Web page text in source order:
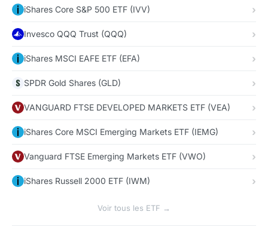
iShares Core S&P 500 ETF (IVV)
Invesco QQQ Trust (QQQ)
iShares MSCI EAFE ETF (EFA)
SPDR Gold Shares (GLD)
VANGUARD FTSE DEVELOPED MARKETS ETF (VEA)
iShares Core MSCI Emerging Markets ETF (IEMG)
Vanguard FTSE Emerging Markets ETF (VWO)
iShares Russell 2000 ETF (IWM)
Voir tous les ETF →